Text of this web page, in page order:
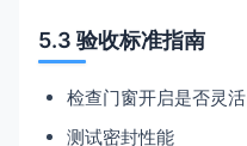
5.3 验收标准指南
检查门窗开启是否灵活
测试密封性能